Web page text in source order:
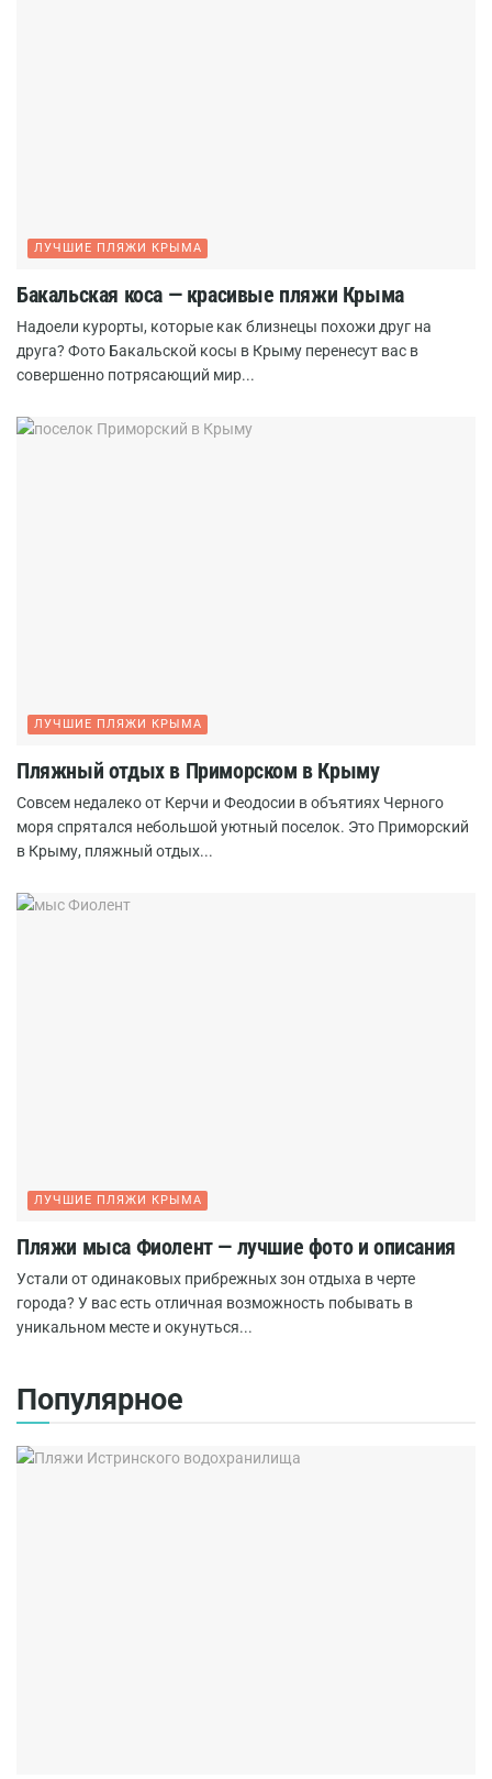
ЛУЧШИЕ ПЛЯЖИ КРЫМА
Бакальская коса — красивые пляжи Крыма
Надоели курорты, которые как близнецы похожи друг на
друга? Фото Бакальской косы в Крыму перенесут вас в
совершенно потрясающий мир...
ЛУЧШИЕ ПЛЯЖИ КРЫМА
Пляжный отдых в Приморском в Крыму
Совсем недалеко от Керчи и Феодосии в объятиях Черного
моря спрятался небольшой уютный поселок. Это Приморский
в Крыму, пляжный отдых...
ЛУЧШИЕ ПЛЯЖИ КРЫМА
Пляжи мыса Фиолент — лучшие фото и описания
Устали от одинаковых прибрежных зон отдыха в черте
города? У вас есть отличная возможность побывать в
уникальном месте и окунуться...
Популярное